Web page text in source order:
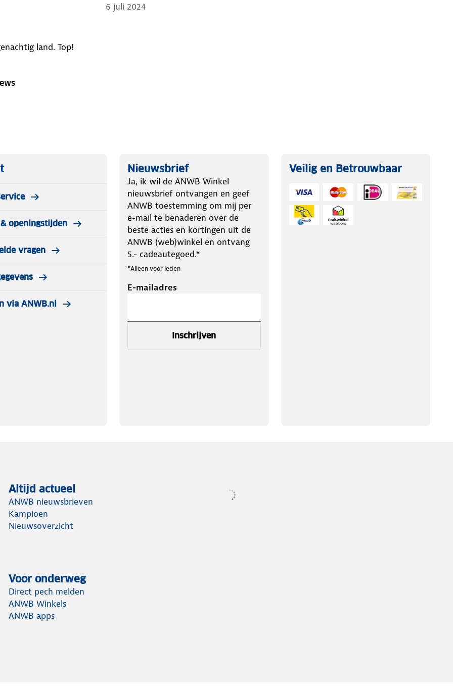
6 juli 2024
land. Top!
openingstijden
vragen
via ANWB.nl
Nieuwsbrief
Ja, ik wil de ANWB Winkel
nieuwsbrief ontvangen en geef
ANWB toestemming om mij per
e-mail te benaderen over de
beste acties en kortingen uit de
ANWB (web)winkel en ontvang
5.- cadeautegoed.*
*Alleen voor leden
E-mailadres
Inschrijven
Veilig en Betrouwbaar
Altijd actueel
ANWB nieuwsbrieven
Kampioen
Nieuwsoverzicht
Voor onderweg
Direct pech melden
ANWB Winkels
ANWB apps